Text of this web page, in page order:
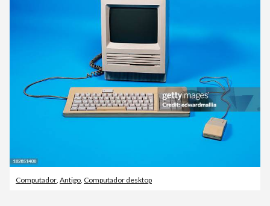
Computador, Antigo, Computador desktop